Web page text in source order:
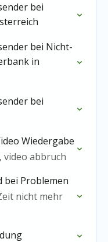
bei
bei Nicht-
in
bei
Wiedergabe
video abbruch
bei Problemen
nicht mehr